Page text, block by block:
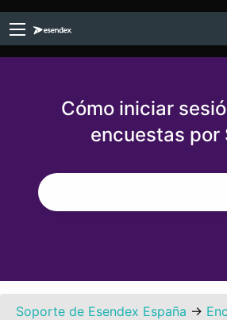
Cómo iniciar
encuestas por
Soporte de Esendex España →